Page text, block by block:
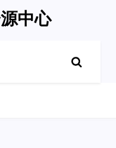
中心